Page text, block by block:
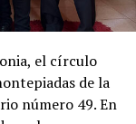
el círculo
de la
número 49. En